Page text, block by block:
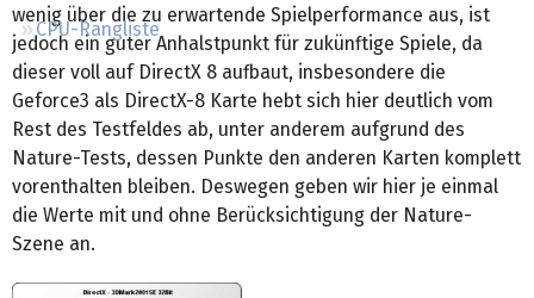
CPU-Rangliste
wenig über die zu erwartende Spielperformance aus, ist
jedoch ein guter Anhalstpunkt für zukünftige Spiele, da
dieser voll auf DirectX 8 aufbaut, insbesondere die
Geforce3 als DirectX-8 Karte hebt sich hier deutlich vom
Rest des Testfeldes ab, unter anderem aufgrund des
Nature-Tests, dessen Punkte den anderen Karten komplett
vorenthalten bleiben. Deswegen geben wir hier je einmal
die Werte mit und ohne Berücksichtigung der Nature-
Szene an.